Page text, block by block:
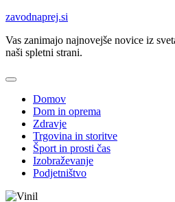
Skip
content
zavodnaprej.si
Vas zanimajo najnovejše novice iz
naši spletni strani.
Domov
Dom in oprema
Zdravje
Trgovina in storitve
Šport in prosti čas
Izobraževanje
Podjetništvo